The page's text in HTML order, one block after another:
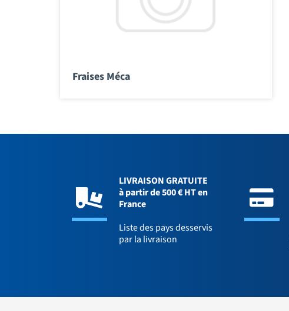
Fraises Méca
LIVRAISON GRATUITE
à partir de 500 € HT en
France
Liste des pays desservis
par la livraison